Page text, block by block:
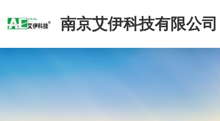
南京艾伊科技有限公司